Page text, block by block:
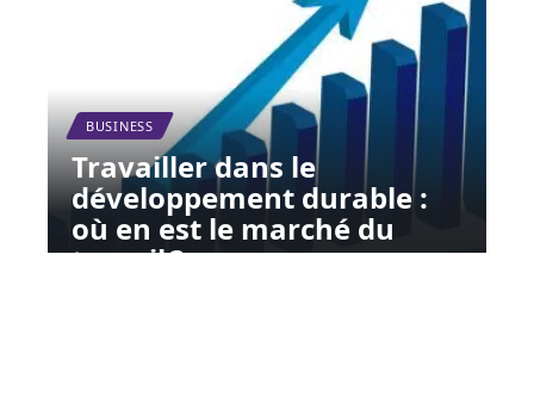
BUSINESS
Travailler dans le
développement durable :
où en est le marché du
travail ?